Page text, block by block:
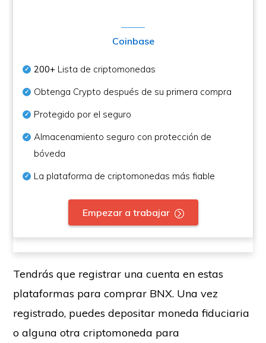
Coinbase
200+ Lista de criptomonedas
Obtenga Crypto después de su primera compra
Protegido por el seguro
Almacenamiento seguro con protección de
bóveda
La plataforma de criptomonedas más fiable
Empezar a trabajar
Tendrás que registrar una cuenta en estas
plataformas para comprar BNX. Una vez
registrado, puedes depositar moneda fiduciaria
o alguna otra criptomoneda para